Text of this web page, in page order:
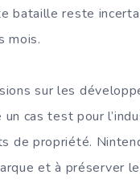
bataille reste
mois.
sur les
cas test pour
de propriété.
et à préserver